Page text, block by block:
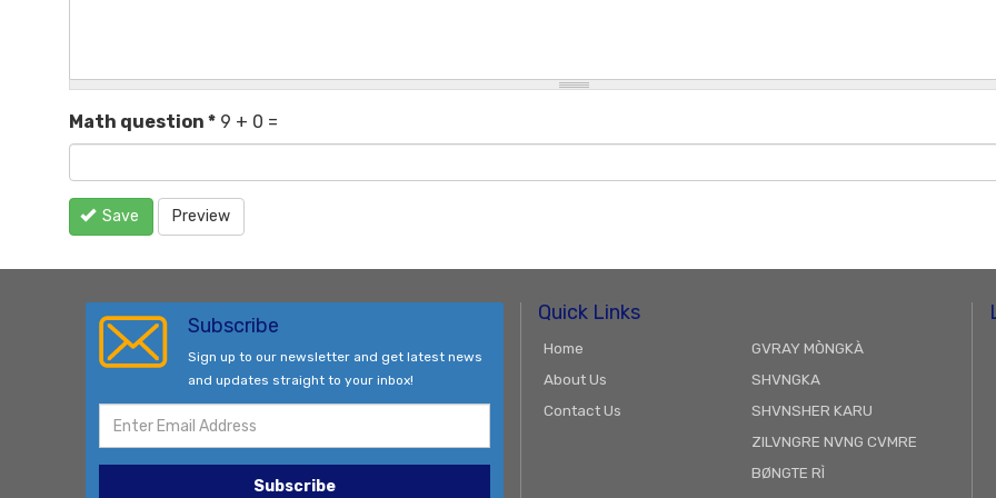
Math question * 9 + 0 =
Save Preview
Subscribe
Sign up to our newsletter and get latest news
and updates straight to your inbox!
Subscribe
Quick Links
Home
About Us
Contact Us
GVRAY MÒNGKÀ
SHVNGKA
SHVNSHER KARU
ZILVNGRE NVNG CVMRE
BØNGTE RÌ